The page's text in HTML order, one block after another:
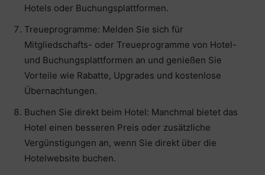
Hotels oder Buchungsplattformen.
Treueprogramme: Melden Sie sich für
Mitgliedschafts- oder Treueprogramme von Hotel-
und Buchungsplattformen an und genießen Sie
Vorteile wie Rabatte, Upgrades und kostenlose
Übernachtungen.
Buchen Sie direkt beim Hotel: Manchmal bietet das
Hotel einen besseren Preis oder zusätzliche
Vergünstigungen an, wenn Sie direkt über die
Hotelwebsite buchen.